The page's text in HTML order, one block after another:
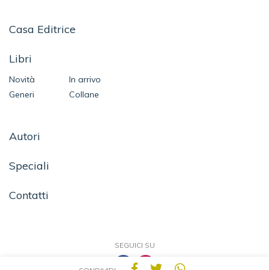
Casa Editrice
Libri
Novità
In arrivo
Generi
Collane
Autori
Speciali
Contatti
SEGUICI SU